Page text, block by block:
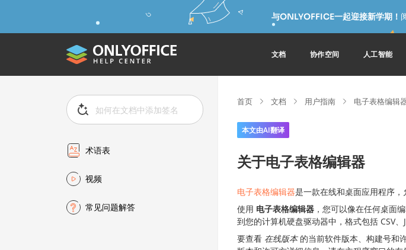
与ONLYOFFICE一起迎接新学期！
文档 协作空间 人工智能
术语表
视频
常见问题解答
首页 文档 用户指南 电子表格编辑
本文由AI翻译
关于电子表格编辑器
电子表格编辑器是一款在线和桌面应用程序，
使用 电子表格编辑器 ，您可以像在任何桌面
到您的计算机硬盘驱动器中，格式包括 CSV、
要查看 在线版本的当前软件版本、构建号和